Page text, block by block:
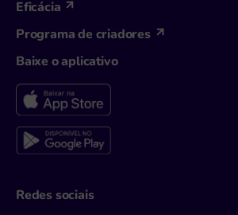
Eficácia
Programa de criadores
Baixe o aplicativo
Redes sociais